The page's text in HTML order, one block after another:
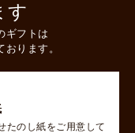
す
ギフトは
ります。
たのし紙をご用意して